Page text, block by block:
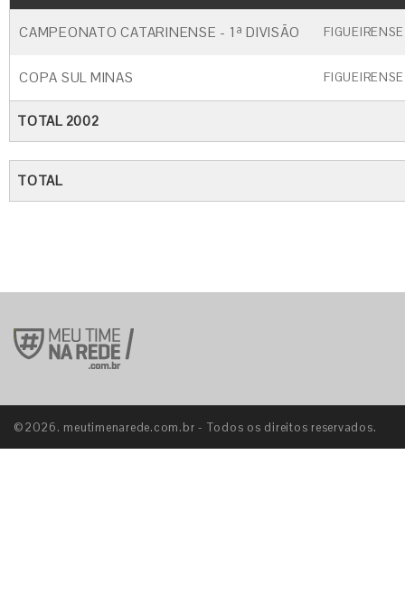
CAMPEONATO CATARINENSE - 1ª DIVISÃO FIGUEIRENSE
COPA SUL MINAS FIGUEIRENSE
TOTAL 2002
TOTAL
©2026. meutimenarede.com.br - Todos os direitos reservados.